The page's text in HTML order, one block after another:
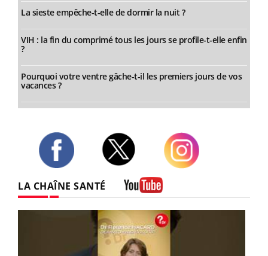
La sieste empêche-t-elle de dormir la nuit ?
VIH : la fin du comprimé tous les jours se profile-t-elle enfin
?
Pourquoi votre ventre gâche-t-il les premiers jours de vos
vacances ?
LA CHAÎNE SANTÉ